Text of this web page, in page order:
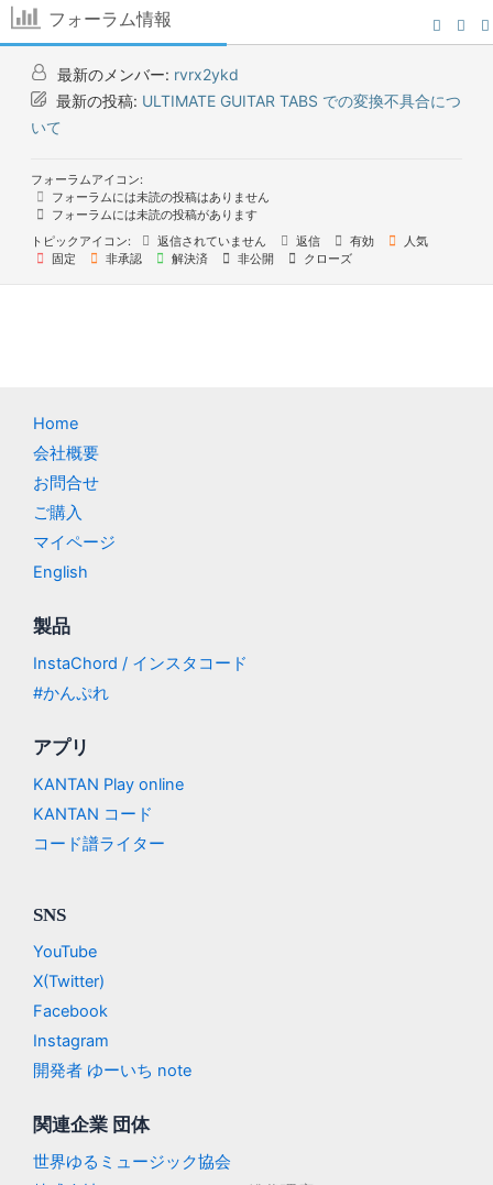
フォーラム情報
最新のメンバー: rvrx2ykd
最新の投稿: ULTIMATE GUITAR TABS での変換不具合につ
いて
フォーラムアイコン:
フォーラムには未読の投稿はありません
フォーラムには未読の投稿があります
トピックアイコン:
返信されていません 返信 有効
人気
固定
非承認 解決済 非公開 クローズ
Home
会社概要
お問合せ
ご購入
マイページ
English
製品
InstaChord / インスタコード
#かんぷれ
アプリ
KANTAN Play online
KANTAN コード
コード譜ライター
SNS
YouTube
X(Twitter)
Facebook
Instagram
開発者 ゆーいち note
関連企業 団体
世界ゆるミュージック協会